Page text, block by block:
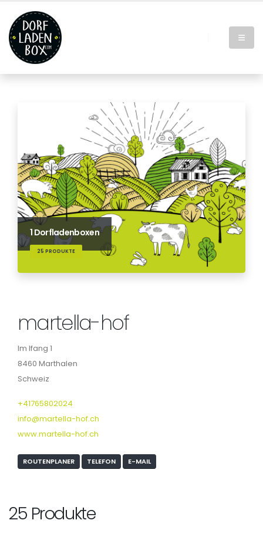
1 Dorfladenboxen
25 PRODUKTE
martella-hof
Im Ifang 1
8460 Marthalen
Schweiz
+41765802024
info@martella-hof.ch
www.martella-hof.ch
ROUTENPLANER TELEFON E-MAIL
25 Produkte